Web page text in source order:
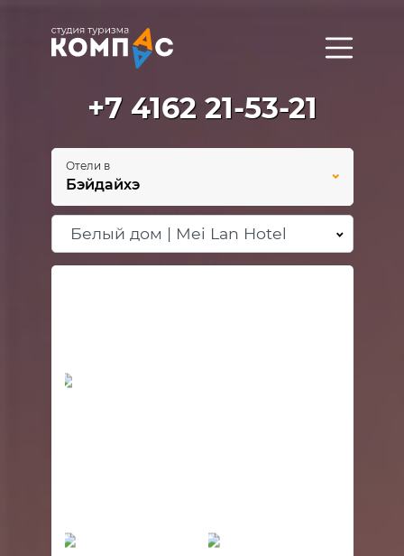
+7 4162 21-53-21
Отели в
Бэйдайхэ